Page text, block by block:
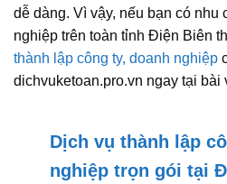
dễ dàng. Vì vậy, nếu bạn có nhu
nghiệp trên toàn tỉnh Điện Biên
thành lập công ty, doanh nghiệp
dichvuketoan.pro.vn ngay tại
Dịch vụ thành lập
nghiệp trọn gói tại